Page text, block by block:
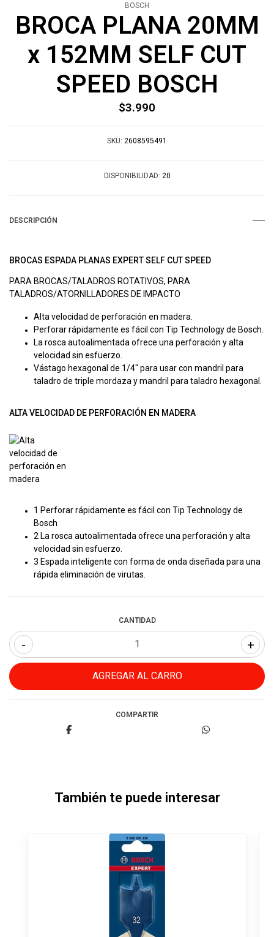
BOSCH
BROCA PLANA 20MM
x 152MM SELF CUT
SPEED BOSCH
$3.990
SKU: 2608595491
DISPONIBILIDAD: 20
DESCRIPCIÓN
BROCAS ESPADA PLANAS EXPERT SELF CUT SPEED
PARA BROCAS/TALADROS ROTATIVOS, PARA
TALADROS/ATORNILLADORES DE IMPACTO
Alta velocidad de perforación en madera.
Perforar rápidamente es fácil con Tip Technology de Bosch.
La rosca autoalimentada ofrece una perforación y alta
velocidad sin esfuerzo.
Vástago hexagonal de 1/4" para usar con mandril para
taladro de triple mordaza y mandril para taladro hexagonal.
ALTA VELOCIDAD DE PERFORACIÓN EN MADERA
1 Perforar rápidamente es fácil con Tip Technology de
Bosch
2 La rosca autoalimentada ofrece una perforación y alta
velocidad sin esfuerzo.
3 Espada inteligente con forma de onda diseñada para una
rápida eliminación de virutas.
CANTIDAD
+
-
COMPARTIR
También te puede interesar